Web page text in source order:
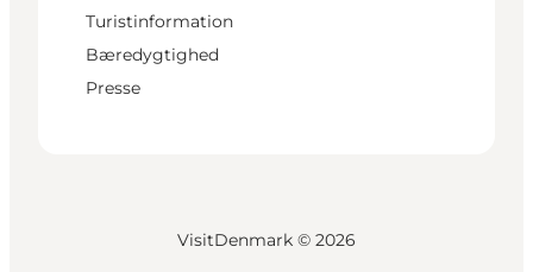
Turistinformation
Bæredygtighed
Presse
VisitDenmark © 2026